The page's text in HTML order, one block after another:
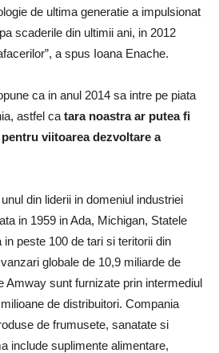
de ultima generatie a impulsionat
scaderile din ultimii ani, in 2012
a spus Ioana Enache.
ca in anul 2014 sa intre pe piata
astfel ca tara noastra ar putea fi
viitoarea dezvoltare a
din liderii in domeniul industriei
in 1959 in Ada, Michigan, Statele
peste 100 de tari si teritorii din
globale de 10,9 miliarde de
Amway sunt furnizate prin intermediul
de distribuitori. Compania
de frumusete, sanatate si
include suplimente alimentare,